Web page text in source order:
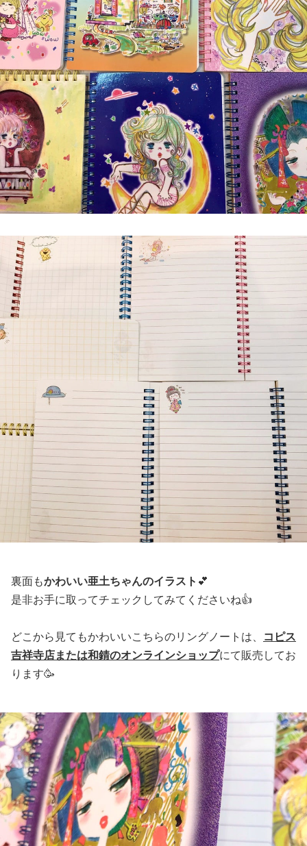
裏面もかわいい亜土ちゃんのイラスト 💕
是非お手に取ってチェックしてみてくださいね👍
どこから見てもかわいいこちらのリングノートは、
コピス
吉祥寺店または和錆のオンラインショップにて販売してお
ります🥳